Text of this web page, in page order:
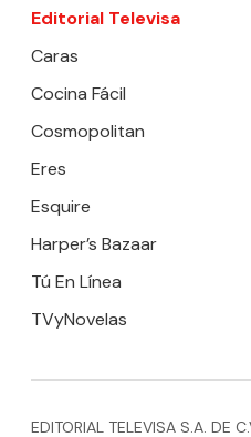
Editorial Televisa
Caras
Cocina Fácil
Cosmopolitan
Eres
Esquire
Harper’s Bazaar
Tú En Línea
TVyNovelas
EDITORIAL TELEVISA S.A. DE